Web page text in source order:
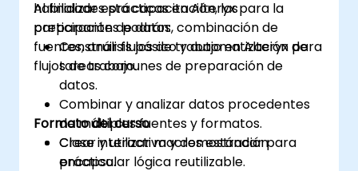
habilidades prácticas en Alteryx para la
preparación de datos, combinación de
fuentes, análisis básico y automatización de
flujos de trabajo.
Al finalizar esta capacitación, los
participantes podrán:
Construir flujos de trabajo en Alteryx para
tareas comunes de preparación de
datos.
Combinar y analizar datos procedentes
de múltiples fuentes y formatos.
Crear y utilizar macros estándar para
encapsular lógica reutilizable.
Formato del curso
Clase interactiva y demostración
práctica.